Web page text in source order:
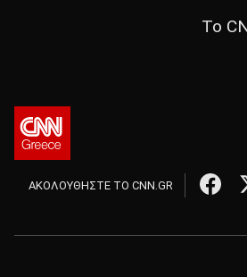
Το
ΑΚΟΛΟΥΘΗΣΤΕ ΤΟ CNN.GR